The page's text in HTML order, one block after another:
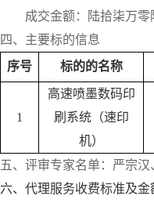
成交金额：陆拾柒万
四、主要标的信息
序号
标的的名称
1
高速喷墨数码印
刷系统（速印
机）
五、评审专家名单：严宗汉
六、代理服务收费标准及金